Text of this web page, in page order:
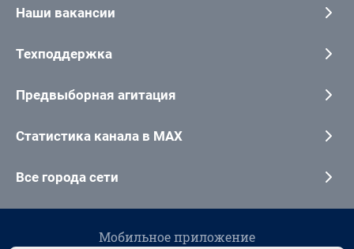
Наши вакансии
Техподдержка
Предвыборная агитация
Статистика канала в MAX
Все города сети
Мобильное приложение